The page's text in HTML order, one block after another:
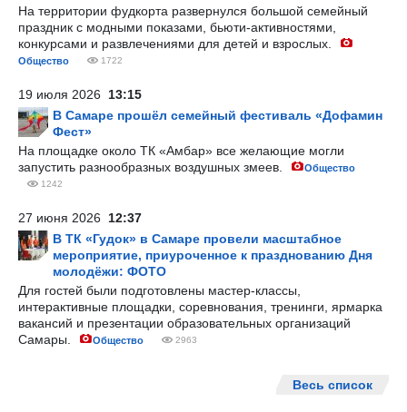
На территории фудкорта развернулся большой семейный
праздник с модными показами, бьюти-активностями,
конкурсами и развлечениями для детей и взрослых.
Общество 1722
19 июля 2026 13:15
В Самаре прошёл семейный фестиваль «Дофамин
Фест»
На площадке около ТК «Амбар» все желающие могли
запустить разнообразных воздушных змеев.
Общество
1242
27 июня 2026 12:37
В ТК «Гудок» в Самаре провели масштабное
мероприятие, приуроченное к празднованию Дня
молодёжи: ФОТО
Для гостей были подготовлены мастер-классы,
интерактивные площадки, соревнования, тренинги, ярмарка
вакансий и презентации образовательных организаций
Самары.
Общество 2963
Весь список